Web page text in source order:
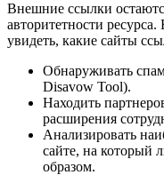
Внешние ссылки
авторитетности ресурса.
увидеть, какие сайты
Обнаруживать
Disavow Tool).
Находить
расширения
Анализировать
сайте, на который
образом.